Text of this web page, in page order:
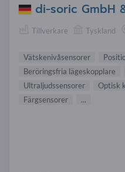
di-soric GmbH
Tillverkare Tyskland
Vätskenivåsensorer
Beröringsfria lägeskopplare
Ultraljudssensorer
Optisk
Färgsensorer
...